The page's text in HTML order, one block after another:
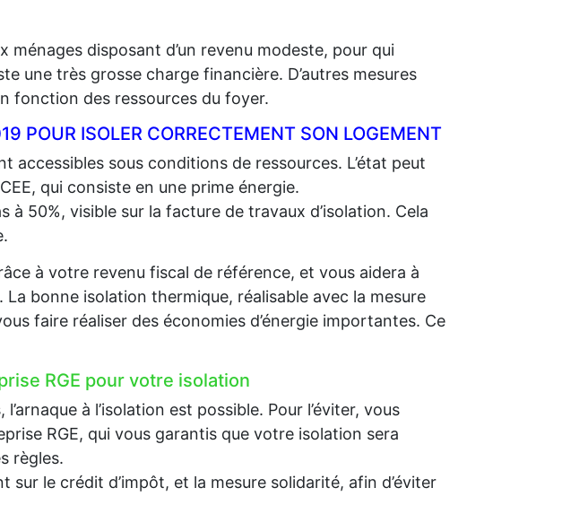
ménages disposant d’un revenu modeste, pour qui
une très grosse charge financière. D’autres mesures
fonction des ressources du foyer.
POUR ISOLER CORRECTEMENT SON LOGEMENT
accessibles sous conditions de ressources. L’état peut
qui consiste en une prime énergie.
à 50%, visible sur la facture de travaux d’isolation. Cela
à votre revenu fiscal de référence, et vous aidera à
bonne isolation thermique, réalisable avec la mesure
faire réaliser des économies d’énergie importantes. Ce
RGE pour votre isolation
à l’isolation est possible. Pour l’éviter, vous
RGE, qui vous garantis que votre isolation sera
règles.
sur le crédit d’impôt, et la mesure solidarité, afin d’éviter